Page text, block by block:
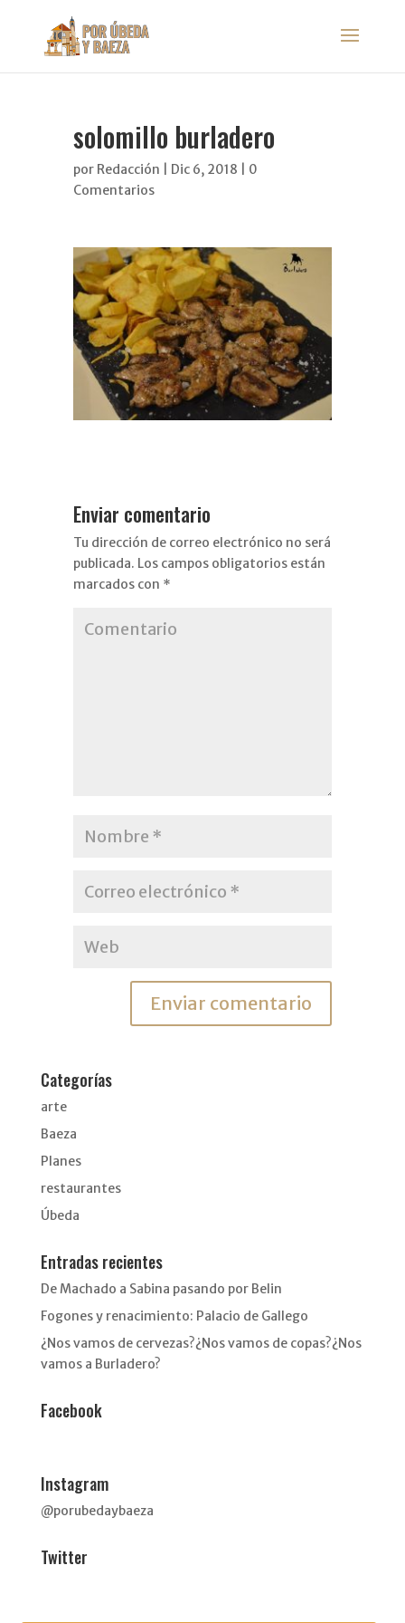
solomillo burladero
por Redacción Dic 6, 2018
0
Comentarios
Enviar comentario
Tu dirección de correo electrónico no será
publicada. Los campos obligatorios están
marcados con *
Categorías
arte
Baeza
Planes
restaurantes
Úbeda
Entradas recientes
De Machado a Sabina pasando por Belin
Fogones y renacimiento: Palacio de Gallego
¿Nos vamos de cervezas?¿Nos vamos de copas?¿Nos
vamos a Burladero?
Facebook
Instagram
@porubedaybaeza
Twitter